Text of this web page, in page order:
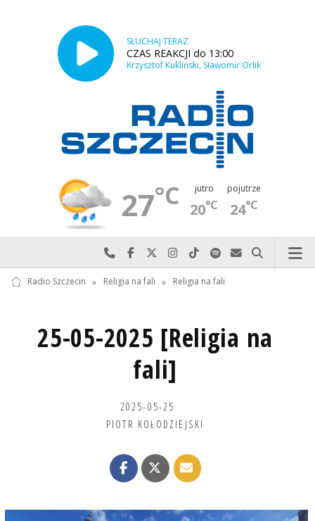
SŁUCHAJ TERAZ
CZAS REAKCJI do 13:00
Krzysztof Kukliński, Sławomir Orlik
27°C jutro
20°C
pojutrze
24°C
Najlepiej po prostu do nas zadzwoń
Odwiedź nas na Facebook-u
Odwiedź nas na X
Odwiedź nas na Instagram-ie
Odwiedź nas na TikTok-u
Szukaj nas na Spotify
Wyślij do nas
Szukaj
Radio Szczecin » Religia na fali » Religia na fali
25-05-2025 [Religia na
fali]
2025-05-25
PIOTR KOŁODZIEJSKI